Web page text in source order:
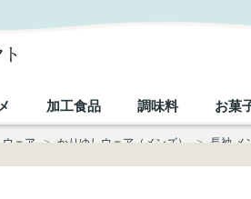
加工食品 調味料 お菓
ェア > かりゆしウェア（メンズ） > 長袖 メ